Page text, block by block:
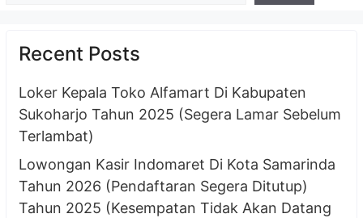
Recent Posts
Loker Kepala Toko Alfamart Di Kabupaten
Sukoharjo Tahun 2025 (Segera Lamar Sebelum
Terlambat)
Lowongan Kasir Indomaret Di Kota Samarinda
Tahun 2026 (Pendaftaran Segera Ditutup)
Tahun 2025 (Kesempatan Tidak Akan Datang